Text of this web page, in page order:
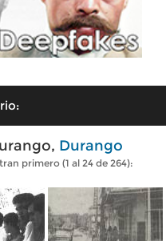
Durango
primero (1 al 24 de 264):